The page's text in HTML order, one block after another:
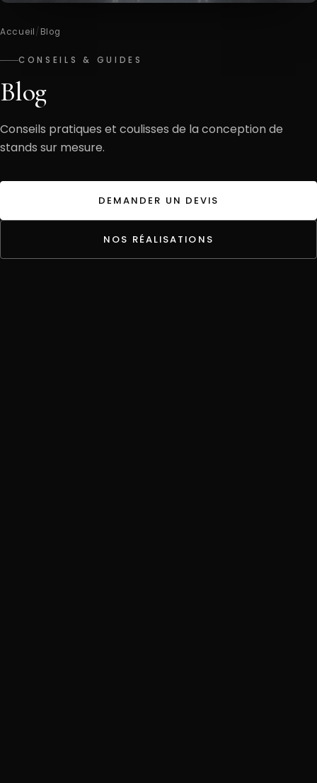
Accueil/ Blog
CONSEILS & GUIDES
Blog
Conseils pratiques et coulisses de la conception de
stands sur mesure.
DEMANDER UN DEVIS
NOS RÉALISATIONS